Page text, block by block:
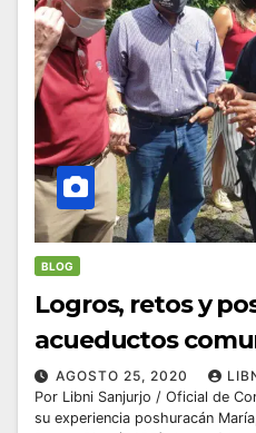
BLOG
Logros, retos y
acueductos
AGOSTO 25, 2020
Por Libni Sanjurjo / Oficial de
su experiencia poshuracán